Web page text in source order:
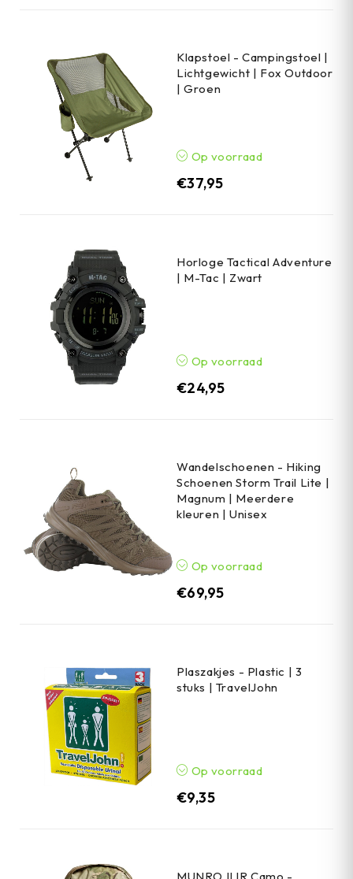
Klapstoel - Campingstoel |
Lichtgewicht | Fox Outdoor
| Groen
Op voorraad
€37,95
Horloge Tactical Adventure
| M-Tac | Zwart
Op voorraad
€24,95
Wandelschoenen - Hiking
Schoenen Storm Trail Lite |
Magnum | Meerdere
kleuren | Unisex
Op voorraad
€69,95
Plaszakjes - Plastic | 3
stuks | TravelJohn
Op voorraad
€9,35